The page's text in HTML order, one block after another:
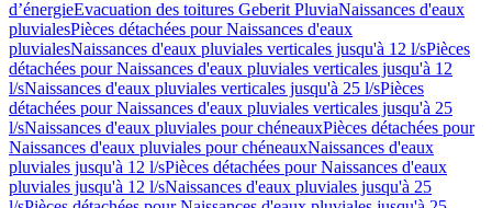
d’énergieEvacuation des toitures Geberit PluviaNaissances d'eaux
pluvialesPièces détachées pour Naissances d'eaux
pluvialesNaissances d'eaux pluviales verticales jusqu'à 12 l/sPièces
détachées pour Naissances d'eaux pluviales verticales jusqu'à 12
l/sNaissances d'eaux pluviales verticales jusqu'à 25 l/sPièces
détachées pour Naissances d'eaux pluviales verticales jusqu'à 25
l/sNaissances d'eaux pluviales pour chéneauxPièces détachées pour
Naissances d'eaux pluviales pour chéneauxNaissances d'eaux
pluviales jusqu'à 12 l/sPièces détachées pour Naissances d'eaux
pluviales jusqu'à 12 l/sNaissances d'eaux pluviales jusqu'à 25